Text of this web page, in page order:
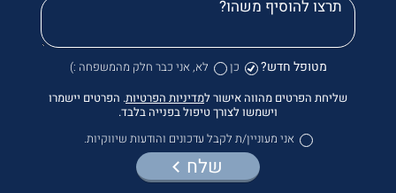
מטופל חדש? כן
לא, אני כבר חלק מהמשפחה :)
שליחת הפרטים מהווה אישור למדיניות הפרטיות. הפרטים יישמרו
וישמשו לצורך טיפול בפנייה בלבד.
אני מעוניין/ת לקבל עדכונים והודעות שיווקיות.
שלח